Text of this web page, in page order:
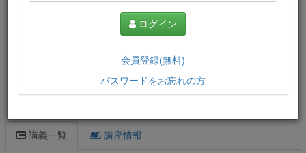
講義一覧 講座情報
ログイン
会員登録(無料)
パスワードをお忘れの方